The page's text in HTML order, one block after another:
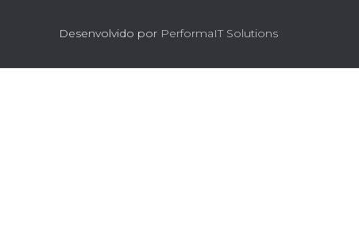
Desenvolvido por PerformaIT Solutions